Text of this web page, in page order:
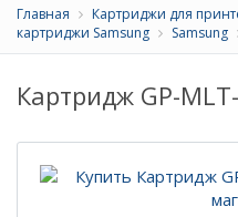
Главная Картриджи для
картриджи Samsung
Samsung
Картридж GP-